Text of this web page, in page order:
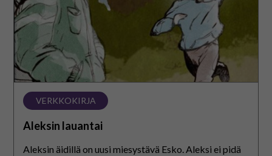
VERKKOKIRJA
Aleksin lauantai
Aleksin äidillä on uusi miesystävä Esko. Aleksi ei pidä